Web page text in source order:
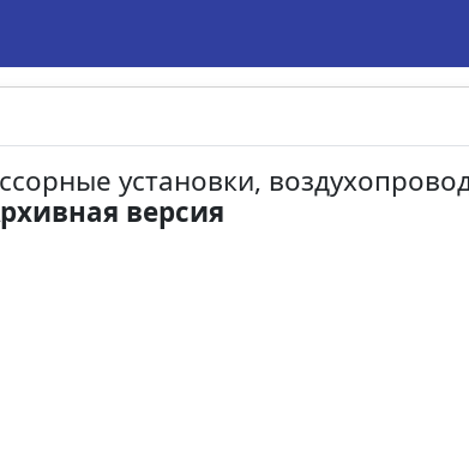
установки,
версия